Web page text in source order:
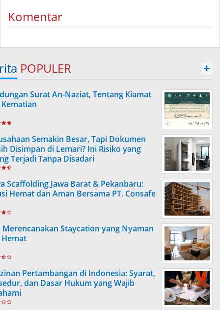
Komentar
POPULER +
Surat An-Naziat, Tentang Kiamat
Semakin Besar, Tapi Dokumen
Disimpan di Lemari? Ini Risiko yang
Terjadi Tanpa Disadari
Scaffolding Jawa Barat & Pekanbaru:
Hemat dan Aman Bersama PT. Consafe
Merencanakan Staycation yang Nyaman
Pertambangan di Indonesia: Syarat,
dan Dasar Hukum yang Wajib